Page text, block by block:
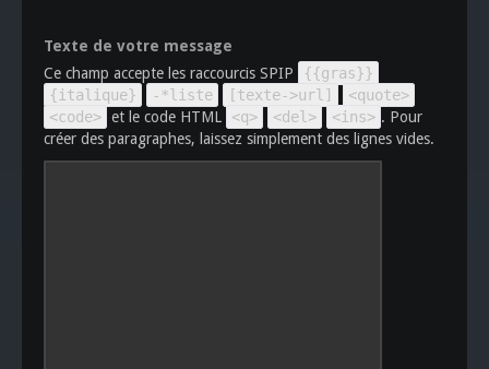
Texte de votre message
Ce champ accepte les raccourcis SPIP
{{gras}}
{italique}
-*liste [texte->url]
<quote>
<code> et le code HTML <q> <del> <ins> . Pour
créer des paragraphes, laissez simplement des lignes vides.